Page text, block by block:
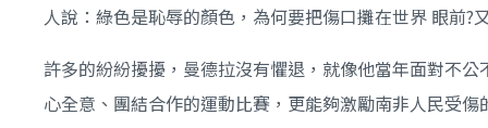
人說：綠色是恥辱的顏色，為何要把傷口攤在世界 眼前
許多的紛紛擾擾，曼德拉沒有懼退，就像他當年面對不
心全意、團結合作的運動比賽，更能夠激勵南非人民受